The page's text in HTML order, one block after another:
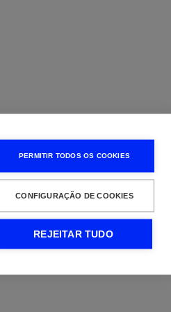
PERMITIR TODOS OS COOKIES
CONFIGURAÇÃO DE COOKIES
REJEITAR TUDO
encontrarás la respuesta a tu
esa referencia como palabra
online, la facturación y la